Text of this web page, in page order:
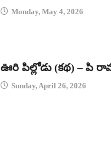
Monday, May 4, 2026
ఊరి పిల్లోడు (కథ) – పి
Sunday, April 26, 2026